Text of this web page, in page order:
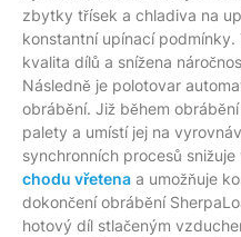
zbytky třísek a chladiva na
konstantní upínací
kvalita dílů a snížena
Následně je polotovar
obrábění. Již během
palety a umístí jej na
synchronních procesů snižuje
chodu vřetena a umožňuje
dokončení obrábění
hotový díl stlačeným